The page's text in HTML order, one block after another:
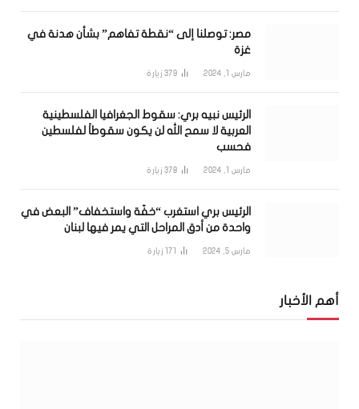
مصر: توصلنا إلى “نقطة تفاهم” بشأن هدنة في
غزة
مارس 1, 2024 379 زيارة
الرئيس نبيه بري: سقوط الجغرافيا الفلسطينية
العربية لا سمح الله لن يكون سقوطاً لفلسطين
فحسب
مارس 1, 2024 378 زيارة
الرئيس بري استغرب “خفّة واستخفاف” البعض في
واحدة من أدق المراحل التي يمر فيها لبنان
مارس 5, 2024 171 زيارة
أهم الأخبار